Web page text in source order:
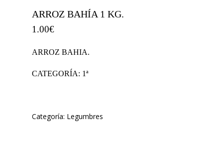
ARROZ BAHÍA 1 KG.
1.00€
ARROZ BAHIA.
CATEGORÍA: 1ª
Categoría: Legumbres